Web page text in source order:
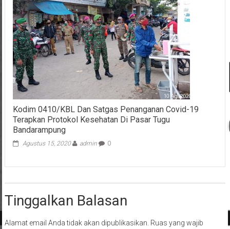
Kodim 0410/KBL Dan Satgas Penanganan Covid-19
Terapkan Protokol Kesehatan Di Pasar Tugu
Bandarampung
Agustus 15, 2020 admin 0
Tinggalkan Balasan
Alamat email Anda tidak akan dipublikasikan. Ruas yang wajib